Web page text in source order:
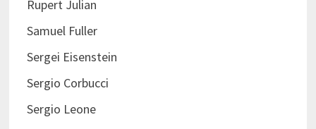
Rupert Julian
Samuel Fuller
Sergei Eisenstein
Sergio Corbucci
Sergio Leone